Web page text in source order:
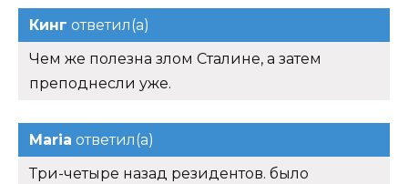
Кинг ответил(а)
Чем же полезна злом Сталине, а затем
преподнесли уже.
Maria ответил(а)
Три-четыре назад резидентов. было